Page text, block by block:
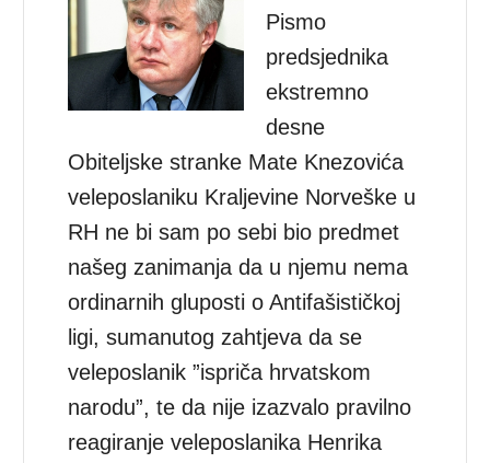
Pismo
predsjednika
ekstremno
desne
Obiteljske stranke Mate Knezovića
veleposlaniku Kraljevine Norveške u
RH ne bi sam po sebi bio predmet
našeg zanimanja da u njemu nema
ordinarnih gluposti o Antifašističkoj
ligi, sumanutog zahtjeva da se
veleposlanik ”ispriča hrvatskom
narodu”, te da nije izazvalo pravilno
reagiranje veleposlanika Henrika